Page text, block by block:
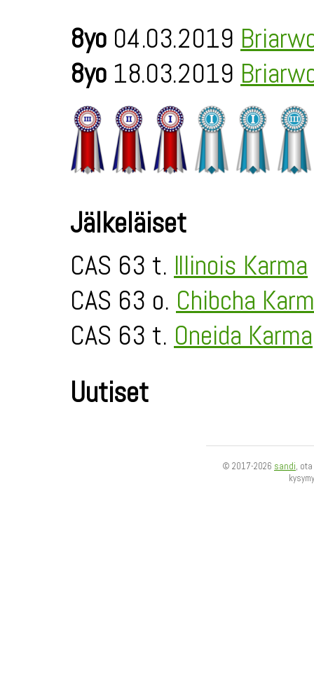
8yo 04.03.2019
8yo 18.03.2019
Jälkeläiset
CAS 63 t. Illinois Karma
CAS 63 o. Chibcha
CAS 63 t. Oneida Karma
Uutiset
© 2017-2026 sandi,